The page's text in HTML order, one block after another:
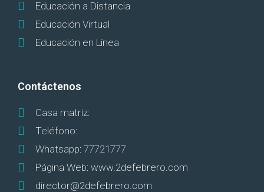
Educación a Distancia
Educación Virtual
Educación en Línea
Contáctenos
Casa matriz:
Teléfono:
Whatsapp: 77721777
Página Web: www.2defebrero.com
director@2defebrero.com